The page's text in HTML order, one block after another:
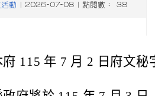
動 | 2026-07-08 | 點閱數： 38
115 年 7 月 2 日府文秘